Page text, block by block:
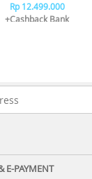
Rp 12.499.000
+Cashback Bank
E-PAYMENT